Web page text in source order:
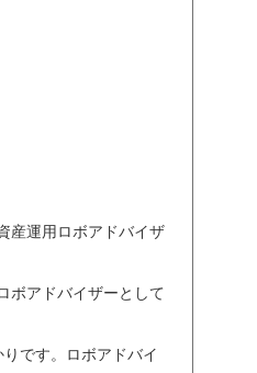
産運用ロボアドバイザ
ボアドバイザーとして
です。ロボアドバイ